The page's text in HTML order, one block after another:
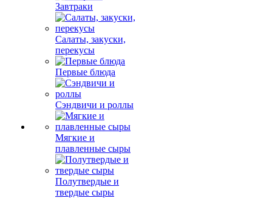
Завтраки
Салаты, закуски,
перекусы
Первые блюда
Сэндвичи и роллы
Мягкие и
плавленные сыры
Полутвердые и
твердые сыры